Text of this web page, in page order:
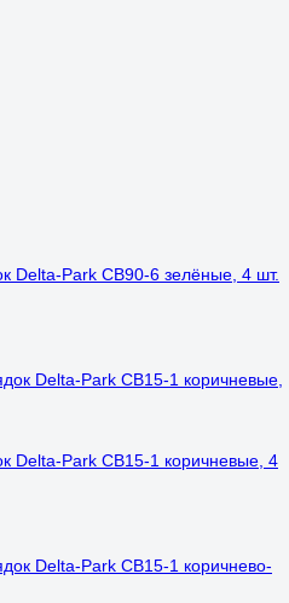
Delta-Park CB90-6 зелёные, 4 шт.
Delta-Park CB15-1 коричневые, 4